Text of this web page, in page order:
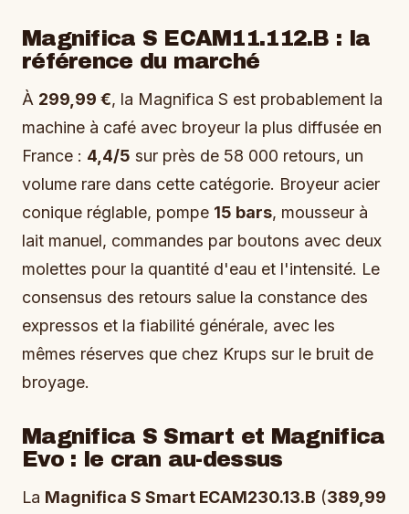
Magnifica S ECAM11.112.B : la
référence du marché
À 299,99 €, la Magnifica S est probablement la
machine à café avec broyeur la plus diffusée en
France : 4,4/5 sur près de 58 000 retours, un
volume rare dans cette catégorie. Broyeur acier
conique réglable, pompe 15 bars, mousseur à
lait manuel, commandes par boutons avec deux
molettes pour la quantité d'eau et l'intensité. Le
consensus des retours salue la constance des
expressos et la fiabilité générale, avec les
mêmes réserves que chez Krups sur le bruit de
broyage.
Magnifica S Smart et Magnifica
Evo : le cran au-dessus
La Magnifica S Smart ECAM230.13.B (389,99